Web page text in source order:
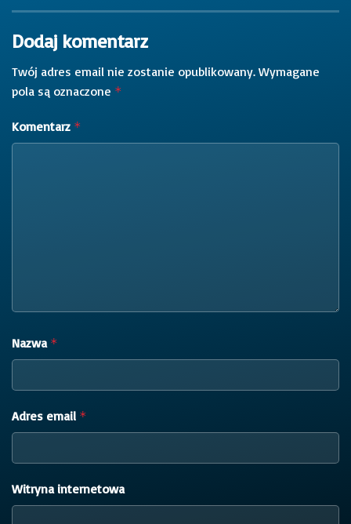
Dodaj komentarz
Twój adres email nie zostanie opublikowany. Wymagane
pola są oznaczone *
Komentarz *
Nazwa *
Adres email *
Witryna internetowa